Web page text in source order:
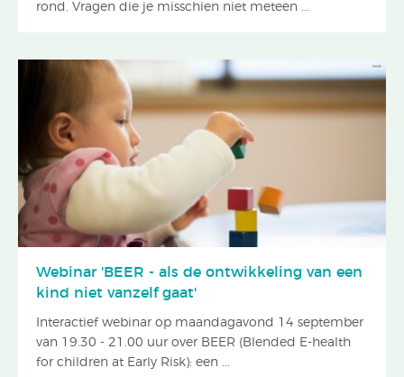
rond. Vragen die je misschien niet meteen ...
Webinar 'BEER - als de ontwikkeling van een
kind niet vanzelf gaat'
Interactief webinar op maandagavond 14 september
van 19.30 - 21.00 uur over BEER (Blended E-health
for children at Early Risk): een ...